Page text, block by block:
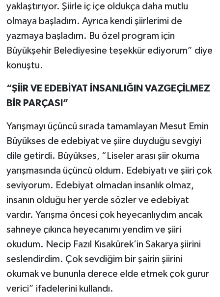
yaklaştırıyor. Şiirle iç içe oldukça daha mutlu
olmaya başladım. Ayrıca kendi şiirlerimi de
yazmaya başladım. Bu özel program için
Büyükşehir Belediyesine teşekkür ediyorum” diye
konuştu.
“ŞİİR VE EDEBİYAT İNSANLIĞIN VAZGEÇİLMEZ
BİR PARÇASI”
Yarışmayı üçüncü sırada tamamlayan Mesut Emin
Büyükses de edebiyat ve şiire duyduğu sevgiyi
dile getirdi. Büyükses, “Liseler arası şiir okuma
yarışmasında üçüncü oldum. Edebiyatı ve şiiri çok
seviyorum. Edebiyat olmadan insanlık olmaz,
insanın olduğu her yerde sözler ve edebiyat
vardır. Yarışma öncesi çok heyecanlıydım ancak
sahneye çıkınca heyecanımı yendim ve şiiri
okudum. Necip Fazıl Kısakürek’in Sakarya şiirini
seslendirdim. Çok sevdiğim bir şairin şiirini
okumak ve bununla derece elde etmek çok gurur
verici” ifadelerini kullandı.